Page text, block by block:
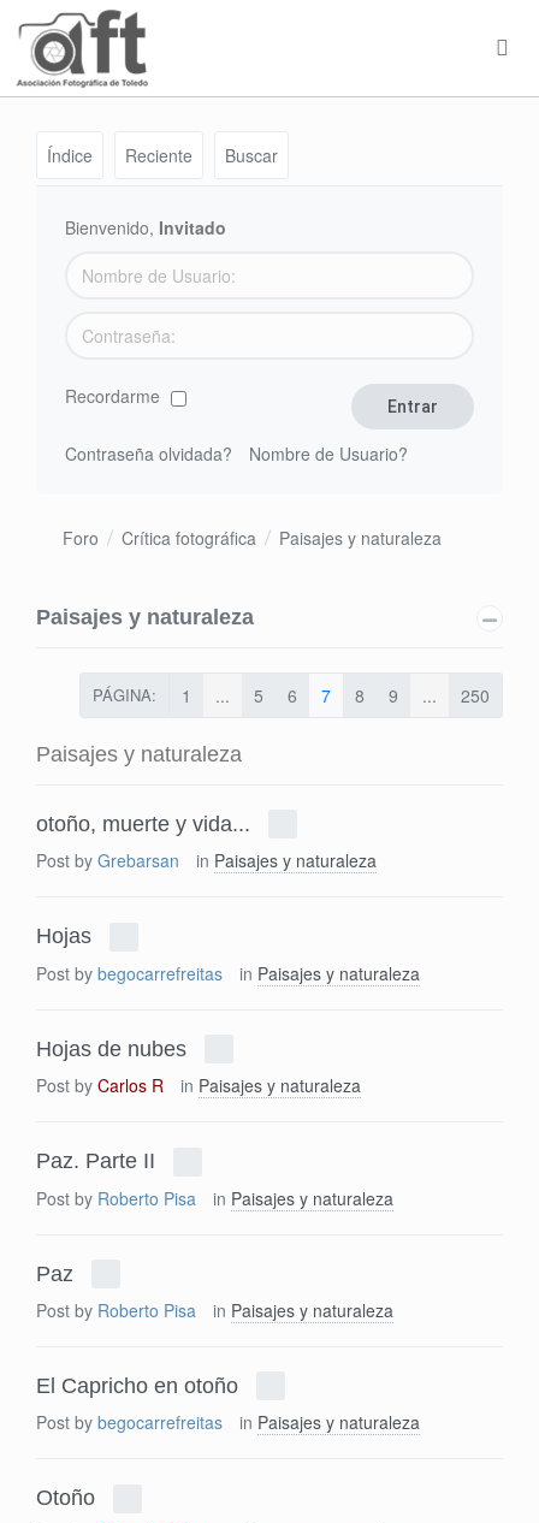
Índice Reciente Buscar
Bienvenido, Invitado
Recordarme
Contraseña olvidada? Nombre de Usuario?
Foro Crítica fotográfica Paisajes y naturaleza
Paisajes y naturaleza
PÁGINA: 1 ... 5 6 7 8 9 ... 250
Paisajes y naturaleza
otoño, muerte y vida...
Post by Grebarsan in Paisajes y naturaleza
Hojas
Post by begocarrefreitas in Paisajes y naturaleza
Hojas de nubes
Post by Carlos R in Paisajes y naturaleza
Paz. Parte II
Post by Roberto Pisa in Paisajes y naturaleza
Paz
Post by Roberto Pisa in Paisajes y naturaleza
El Capricho en otoño
Post by begocarrefreitas in Paisajes y naturaleza
Otoño